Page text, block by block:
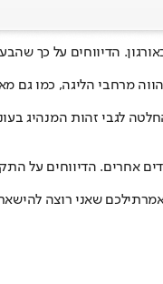
הדיווחים על כך
מרחבי הליגה, כמו גם
לגבי זהות המנהיג
אחרים. הדיווחים על
לכם שאני רוצה להישאר